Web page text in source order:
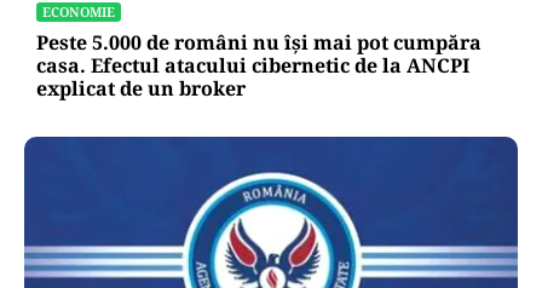
ECONOMIE
Peste 5.000 de români nu își mai pot cumpăra
casa. Efectul atacului cibernetic de la ANCPI
explicat de un broker